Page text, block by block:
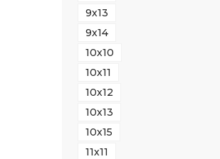
9х13
9х14
10х10
10х11
10х12
10х13
10х15
11х11